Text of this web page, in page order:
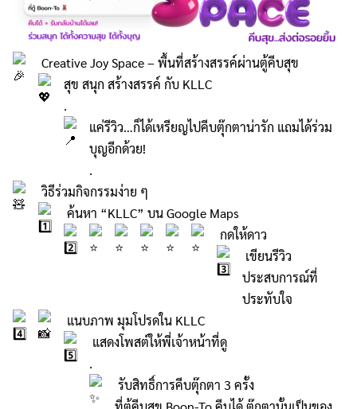
Creative Joy Space – พื้นที่สร้างสรรค์ผ่านตู้คีบสุข
สุข สนุก สร้างสรรค์ กับ KLLC
.
แค่รีวิว…ก็ได้เหรียญไปคีบตุ๊กตาน่ารัก แถมได้ร่วม
บุญอีกด้วย!
.
วิธีร่วมกิจกรรมง่าย ๆ
ค้นหา “KLLC” บน Google Maps
กดให้ดาว
เขียนรีวิว
ประสบการณ์ที่
ประทับใจ
แนบภาพ มุมโปรดใน KLLC
แสดงโพสต์ให้พี่เจ้าหน้าที่ดู
.
รับสิทธิ์การคีบตุ๊กตา 3 ครั้ง